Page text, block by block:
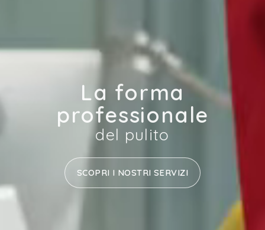
La forma
professionale
del pulito
SCOPRI I NOSTRI SERVIZI